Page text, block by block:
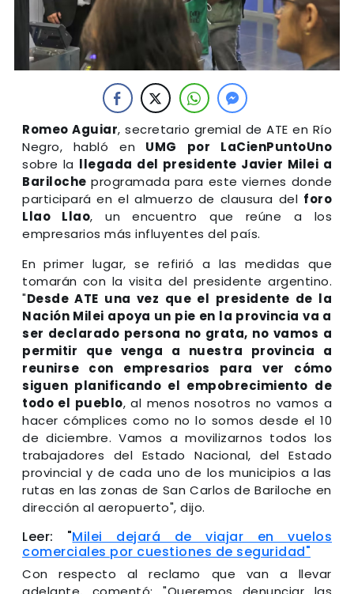
Romeo Aguiar, secretario gremial de ATE en Río
Negro, habló en UMG por LaCienPuntoUno
sobre la llegada del presidente Javier Milei a
Bariloche programada para este viernes donde
participará en el almuerzo de clausura del foro
Llao Llao, un encuentro que reúne a los
empresarios más influyentes del país.
En primer lugar, se refirió a las medidas que
tomarán con la visita del presidente argentino.
"Desde ATE una vez que el presidente de la
Nación Milei apoya un pie en la provincia va a
ser declarado persona no grata, no vamos a
permitir que venga a nuestra provincia a
reunirse con empresarios para ver cómo
siguen planificando el empobrecimiento de
todo el pueblo, al menos nosotros no vamos a
hacer cómplices como no lo somos desde el 10
de diciembre. Vamos a movilizarnos todos los
trabajadores del Estado Nacional, del Estado
provincial y de cada uno de los municipios a las
rutas en las zonas de San Carlos de Bariloche en
dirección al aeropuerto", dijo.
Leer: "Milei dejará de viajar en vuelos
comerciales por cuestiones de seguridad"
Con respecto al reclamo que van a llevar